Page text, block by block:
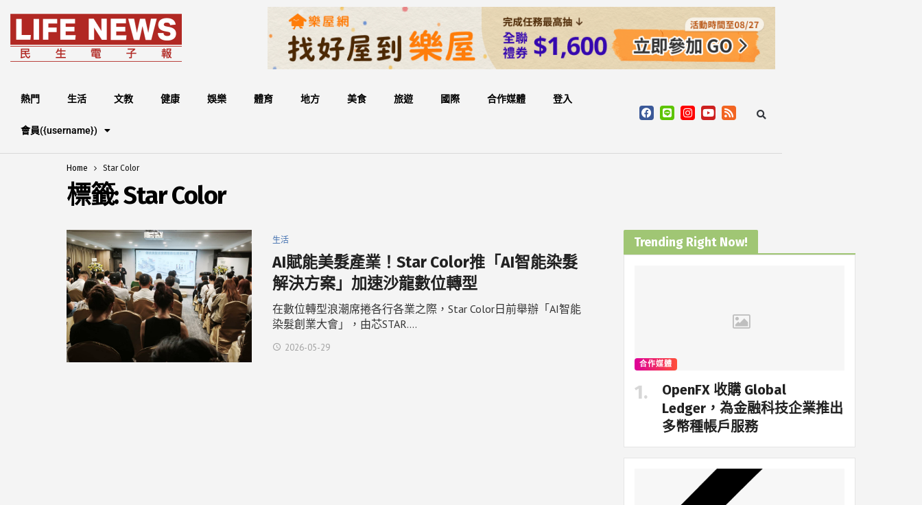
熱門 生活 文教 健康 娛樂 體育 地方 美食 旅遊 國際 合作媒體 登入
會員({username})
Home Star Color
標籤:Star Color
生活
AI賦能美髮產業！Star Color推「AI智能染髮
解決方案」加速沙龍數位轉型
在數位轉型浪潮席捲各行各業之際，Star Color日前舉辦「AI智能
染髮創業大會」，由芯STAR.…
2026-05-29
Trending Right Now!
合作媒體
OpenFX 收購 Global
Ledger，為金融科技企業推出
多幣種帳戶服務